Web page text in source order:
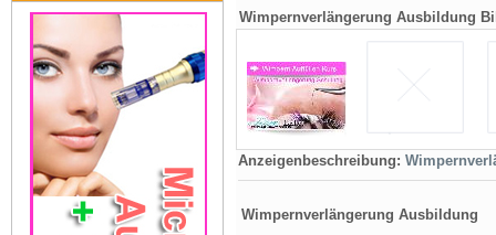
Wimpernverlängerung Ausbildung
Anzeigenbeschreibung:
Wimpernverlängerung Ausbildung